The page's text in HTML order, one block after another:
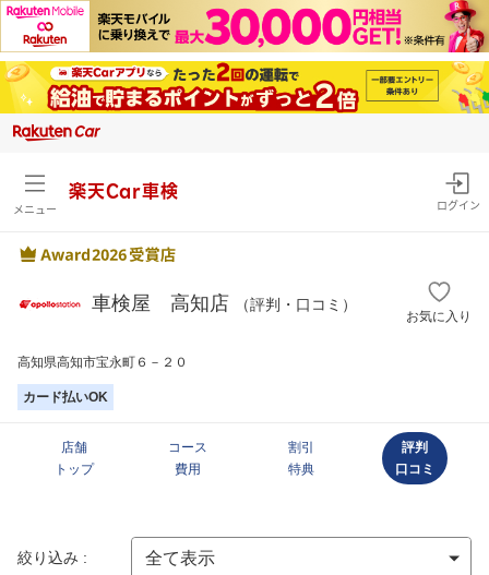
メニュー
楽天Car車検
ログイン
車検屋 高知店 （評判・口コミ）
お気に入り
高知県高知市宝永町６－２０
カード払いOK
店舗
トップ
コース
費用
割引
特典
評判
口コミ
絞り込み :